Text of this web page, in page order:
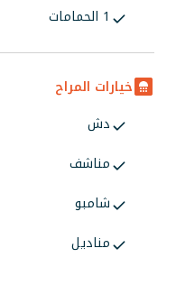
1 الحمامات
خيارات المراح
دش
مناشف
شامبو
مناديل